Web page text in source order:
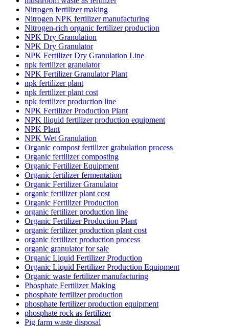
Nitrogen fertilizer making
Nitrogen NPK fertilizer manufacturing
Nitrogen-rich organic fertilizer production
NPK Dry Granulation
NPK Dry Granulator
NPK Fertilizer Dry Granulation Line
npk fertilizer granulator
NPK Fertilizer Granulator Plant
npk fertilizer plant
npk fertilizer plant cost
npk fertilizer production line
NPK Fertilizer Production Plant
NPK lliquid fertilizer production equipment
NPK Plant
NPK Wet Granulation
Organic compost fertilizer grabulation process
Organic fertilizer composting
Organic Fertilizer Equipment
Organic fertilizer fermentation
Organic Fertilizer Granulator
organic fertilizer plant cost
Organic Fertilizer Production
organic fertilizer production line
Organic Fertilizer Production Plant
organic fertilizer production plant cost
organic fertilizer production process
organic granulator for sale
Organic Liquid Fertilizer Production
Organic Liquid Fertilizer Production Equipment
Organic waste fertilizer manufacturing
Phosphate Fertilizer Making
phosphate fertilizer production
phosphate fertilizer production equipment
phosphate rock as fertilizer
Pig farm waste disposal